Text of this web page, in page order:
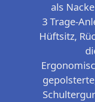
als
3 Trage-
Hüftsitz,